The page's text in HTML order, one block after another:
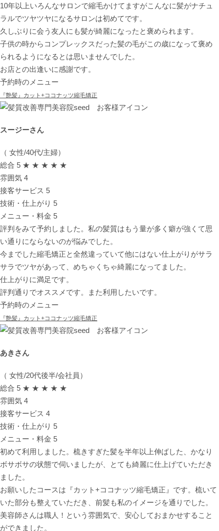
10年以上いろんなサロンで縮毛かけてますがこんなに髪がナチュ
ラルでツヤツヤになるサロンは初めてです。
久しぶりに会う友人にも髪が綺麗になったと褒められます。
子供の時からコンプレックスだった髪の毛がこの歳になって褒め
られるようになるとは思いませんでした。
お店との出逢いに感謝です。
予約時のメニュー
『艶髪』カット+ココナッツ縮毛矯正
スージーさん
（ 女性/40代/主婦）
総合 5 ★ ★ ★ ★ ★
雰囲気 4
接客サービス 5
技術・仕上がり 5
メニュー・料金 5
評判をみて予約しました。私の髪質はもう量が多く癖が強くて思
い通りにならないのが悩みでした。
今までした縮毛矯正と全然違っていて他にはない仕上がりがサラ
サラでツヤがあって、めちゃくちゃ綺麗になってました。
仕上がりに満足です。
評判通りでオススメです。また利用したいです。
予約時のメニュー
『艶髪』カット+ココナッツ縮毛矯正
あきさん
（ 女性/20代後半/会社員）
総合 5 ★ ★ ★ ★ ★
雰囲気 4
接客サービス 4
技術・仕上がり 5
メニュー・料金 5
初めて利用しました。梳きすぎた髪を半年以上伸ばした、かなり
ボサボサの状態で伺いましたが、とても綺麗に仕上げていただき
ました。
お願いしたコースは『カット+ココナッツ縮毛矯正』です。梳いて
いた部分も整えていただき、前髪も私のイメージを通りでした。
美容師さんは職人！という雰囲気で、安心しておまかせすること
ができました。